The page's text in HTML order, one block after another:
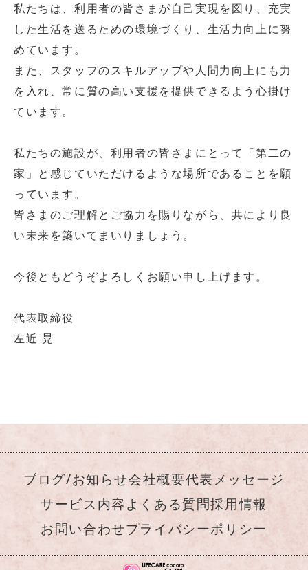
私たちは、利用者の皆さまが自己実現を図り、充実
した生活を送るための環境づくり、生活力向上に努
めています。
また、スタッフのスキルアップや人間力向上にも力
を入れ、常に質の高い支援を提供できるよう心掛け
ています。
私たちの施設が、利用者の皆さまにとって「第二の
家」と感じていただけるような場所であることを願
っています。
皆さまのご理解とご協力を賜りながら、共により良
い未来を築いてまいりましょう。
今後ともどうぞよろしくお願い申し上げます。
代表取締役
左近 晃
ブログ/お知らせ会社概要代表メッセージ
サービス内容よくある質問採用情報
お問い合わせプライバシーポリシー